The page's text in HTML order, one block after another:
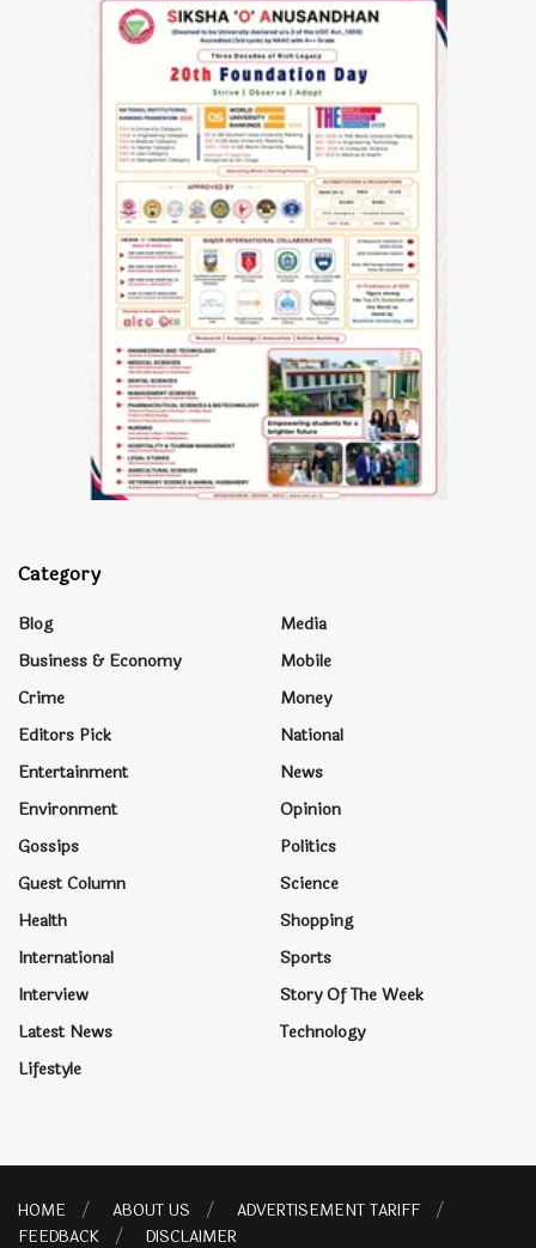
Category
Blog
Business & Economy
Crime
Editors Pick
Entertainment
Environment
Gossips
Guest Column
Health
International
Interview
Latest News
Lifestyle
Media
Mobile
Money
National
News
Opinion
Politics
Science
Shopping
Sports
Story Of The Week
Technology
HOME ABOUT US
ADVERTISEMENT TARIFF
FEEDBACK
DISCLAIMER